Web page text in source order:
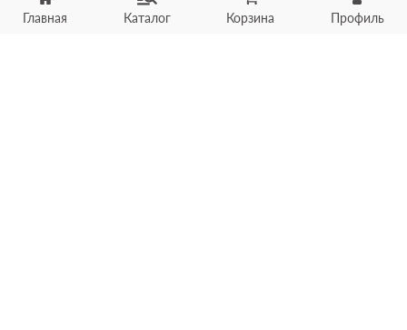
Главная Каталог Корзина Профиль